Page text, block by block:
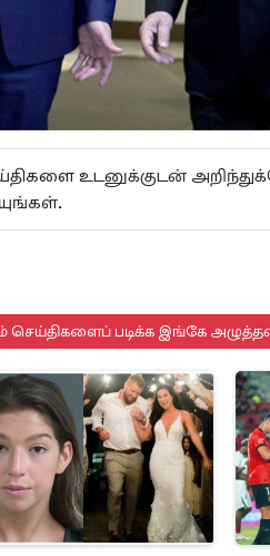
உடனுக்குடன்
செய்திகளைப் படிக்க இங்கே